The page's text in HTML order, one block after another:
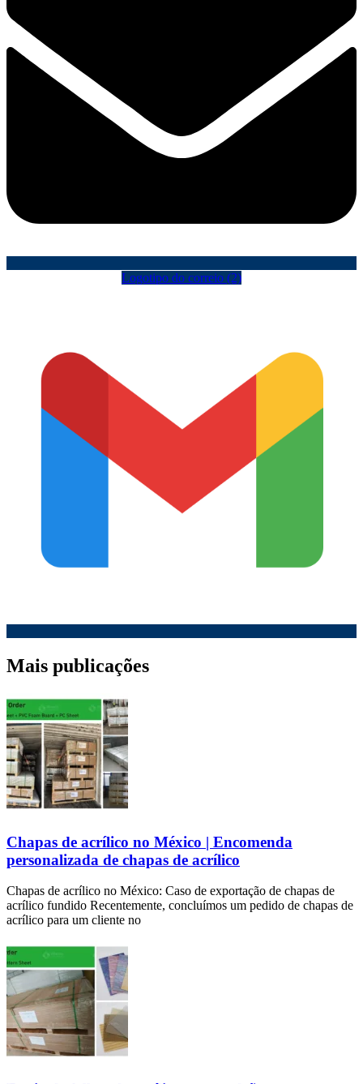
Logotipo do correio (2)
Mais publicações
Chapas de acrílico no México | Encomenda
personalizada de chapas de acrílico
Chapas de acrílico no México: Caso de exportação de chapas de
acrílico fundido Recentemente, concluímos um pedido de chapas de
acrílico para um cliente no